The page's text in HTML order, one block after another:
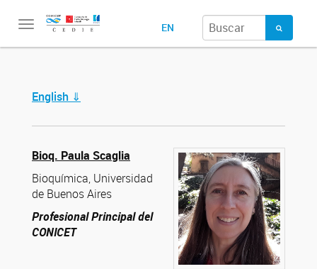
Toggle
EN
English ⇓
Bioq. Paula Scaglia
Bioquímica, Universidad
de Buenos Aires
Profesional Principal del
CONICET